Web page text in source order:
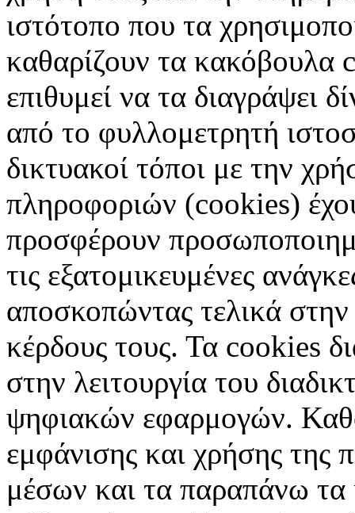
ιστότοπο που τα
καθαρίζουν τα κακόβουλα
επιθυμεί να τα διαγράψει
από το φυλλομετρητή
δικτυακοί τόποι με την
πληροφοριών (cookies)
προσφέρουν
τις εξατομικευμένες
αποσκοπώντας τελικά
κέρδους τους. Τα cookies
στην λειτουργία του
ψηφιακών εφαρμογών.
εμφάνισης και χρήσης της
μέσων και τα παραπάνω τα